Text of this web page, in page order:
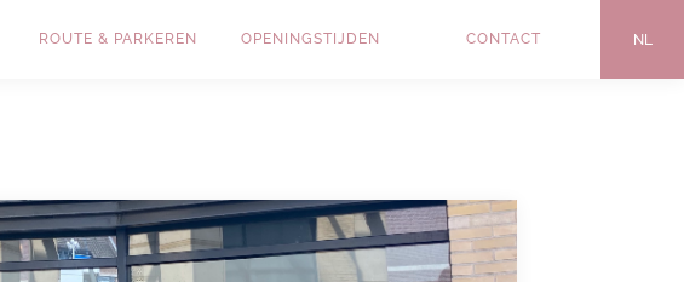
ROUTE & PARKEREN OPENINGSTIJDEN CONTACT NL